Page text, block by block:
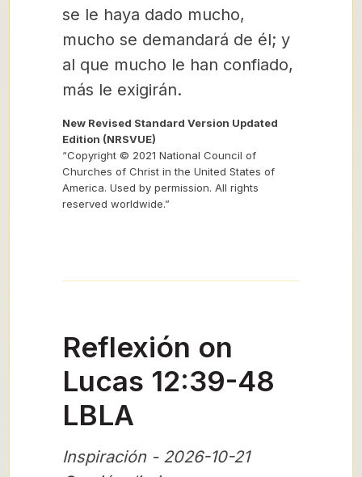
se le haya dado mucho,
mucho se demandará de él; y
al que mucho le han confiado,
más le exigirán.
New Revised Standard Version Updated
Edition (NRSVUE)
“Copyright © 2021 National Council of
Churches of Christ in the United States of
America. Used by permission. All rights
reserved worldwide.”
Reflexión on
Lucas 12:39-48
LBLA
Inspiración - 2026-10-21